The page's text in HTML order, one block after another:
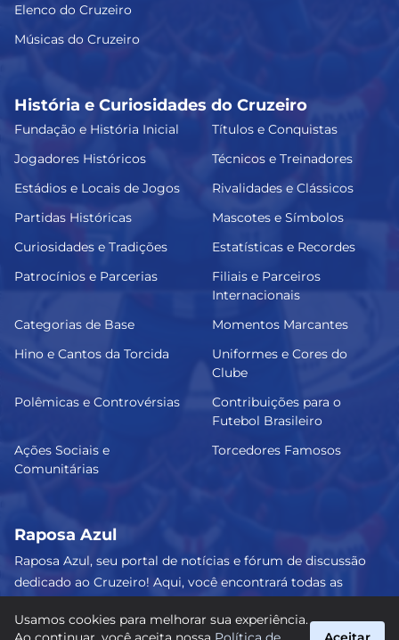
Elenco do Cruzeiro
Músicas do Cruzeiro
História e Curiosidades do Cruzeiro
Fundação e História Inicial
Títulos e Conquistas
Jogadores Históricos
Técnicos e Treinadores
Estádios e Locais de Jogos
Rivalidades e Clássicos
Partidas Históricas
Mascotes e Símbolos
Curiosidades e Tradições
Estatísticas e Recordes
Patrocínios e Parcerias
Filiais e Parceiros
Internacionais
Categorias de Base
Momentos Marcantes
Hino e Cantos da Torcida
Uniformes e Cores do
Clube
Polêmicas e Controvérsias
Contribuições para o
Futebol Brasileiro
Ações Sociais e
Comunitárias
Torcedores Famosos
Raposa Azul
Raposa Azul, seu portal de notícias e fórum de discussão
dedicado ao Cruzeiro! Aqui, você encontrará todas as
sobre o nosso amado clube. Junte-se a nós e faça parte
Usamos cookies para melhorar sua experiência.